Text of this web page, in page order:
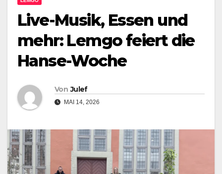
Live-Musik, Essen und
mehr: Lemgo feiert die
Hanse-Woche
Von Julef
MAI 14, 2026